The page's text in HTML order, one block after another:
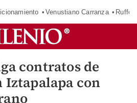
Venustiano Carranza Ruffo
contratos de
Iztapalapa con